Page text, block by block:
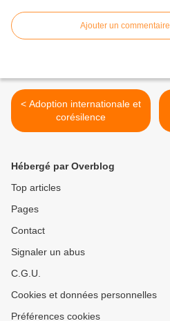
Ajouter un commentaire
< Adoption internationale et
corésilence
Hébergé par Overblog
Top articles
Pages
Contact
Signaler un abus
C.G.U.
Cookies et données personnelles
Préférences cookies